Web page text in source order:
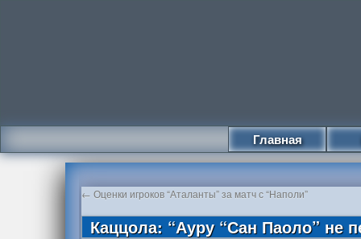
Главная
← Оценки игроков “Аталанты” за матч с “Наполи”
Каццола: “Ауру “Сан Паоло” не